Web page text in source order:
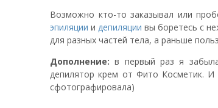
Возможно кто-то заказывал или
эпиляции идепиляции вы боретесь с
для разных частей тела, а раньше
Дополнение: в первый раз я
депилятор крем от Фито Косметик. И
сфотографировала)